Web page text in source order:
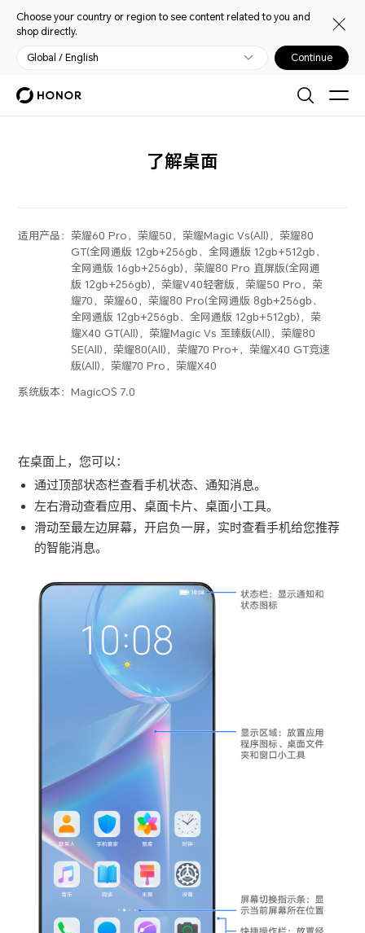
Choose your country or region to see content related to you and
shop directly.
Global / English Continue
了解桌面
适用产品： 荣耀60 Pro，荣耀50，荣耀Magic Vs(All)，荣耀80
GT(全网通版 12gb+256gb、全网通版 12gb+512gb、
全网通版 16gb+256gb)，荣耀80 Pro 直屏版(全网通
版 12gb+256gb)，荣耀V40轻奢版，荣耀50 Pro，荣
耀70，荣耀60，荣耀80 Pro(全网通版 8gb+256gb、
全网通版 12gb+256gb、全网通版 12gb+512gb)，荣
耀X40 GT(All)，荣耀Magic Vs 至臻版(All)，荣耀80
SE(All)，荣耀80(All)，荣耀70 Pro+，荣耀X40 GT竞速
版(All)，荣耀70 Pro，荣耀X40
系统版本：MagicOS 7.0
在桌面上，您可以：
通过顶部状态栏查看手机状态、通知消息。
左右滑动查看应用、桌面卡片、桌面小工具。
滑动至最左边屏幕，开启负一屏，实时查看手机给您推荐
的智能消息。